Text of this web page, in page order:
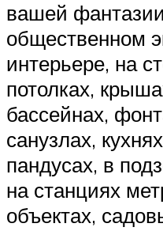
вашей
общественном
интерьере, на
потолках,
бассейнах,
санузлах,
пандусах, в
на станциях
объектах,